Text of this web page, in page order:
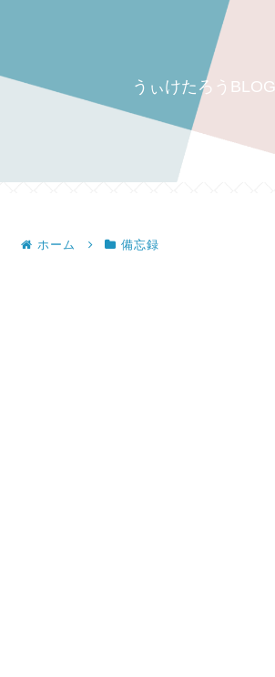
うぃけたろうBLOG
ホーム 備忘録